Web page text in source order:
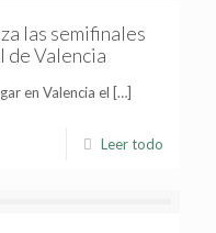
las semifinales
de Valencia
en Valencia el […]
Leer todo